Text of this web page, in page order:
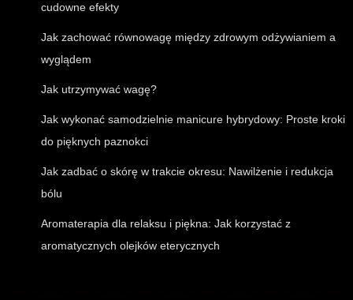
cudowne efekty
Jak zachować równowagę między zdrowym odżywianiem a
wyglądem
Jak utrzymywać wagę?
Jak wykonać samodzielnie manicure hybrydowy: Proste kroki
do pięknych paznokci
Jak zadbać o skórę w trakcie okresu: Nawilżenie i redukcja
bólu
Aromaterapia dla relaksu i piękna: Jak korzystać z
aromatycznych olejków eterycznych